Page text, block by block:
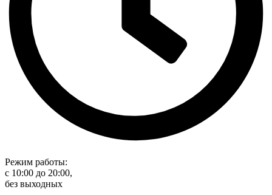
Режим работы:
с 10:00 до 20:00,
без выходных